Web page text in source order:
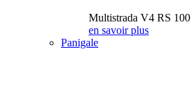
Multistrada V4 RS 100
en savoir plus
Panigale